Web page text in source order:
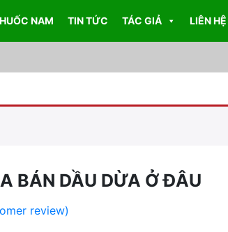
NAM TIN TỨC TÁC GIẢ LIÊN HỆ
BÁN DẦU DỪA Ở ĐÂU
review)